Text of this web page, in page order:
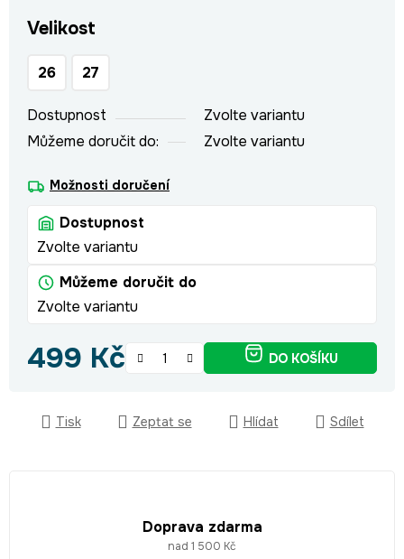
Velikost
26 27
Dostupnost
Zvolte variantu
Můžeme doručit do:
Zvolte variantu
Možnosti doručení
Dostupnost
Zvolte variantu
Můžeme doručit do
Zvolte variantu
499 Kč DO KOŠÍKU
Tisk Zeptat se Hlídat Sdílet
Doprava zdarma
nad 1 500 Kč